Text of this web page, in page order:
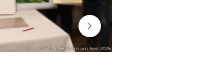
© Stadt Haltern am See 2025